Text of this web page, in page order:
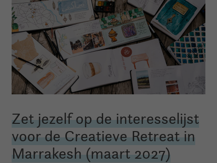
Zet jezelf op de interesselijst
voor de Creatieve Retreat in
Marrakesh (maart 2027)